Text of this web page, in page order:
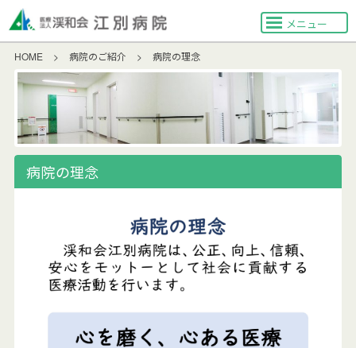
メニュー
HOME > 病院のご紹介 > 病院の理念
病院の理念